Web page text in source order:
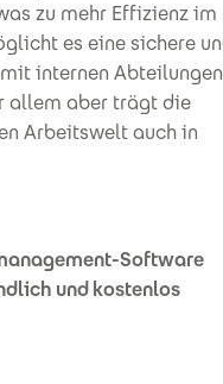
zu mehr Effizienz im
es eine sichere
internen Abteilungen
allem aber trägt die
Arbeitswelt auch in
Software
und kostenlos